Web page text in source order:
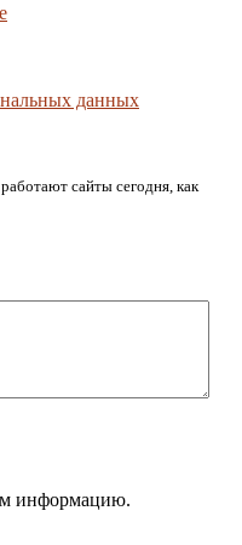
данных
сайты сегодня, как
информацию.